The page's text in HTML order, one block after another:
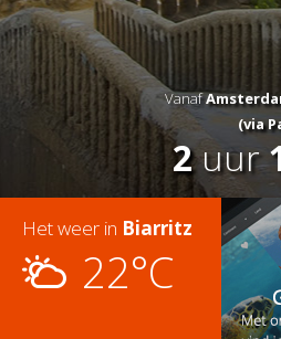
Vanaf
(via
2uur
Het weer in Biarritz
22°C